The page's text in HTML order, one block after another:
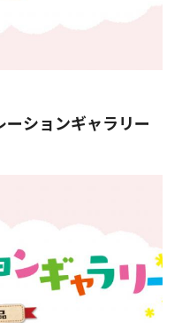
ションギャラリー